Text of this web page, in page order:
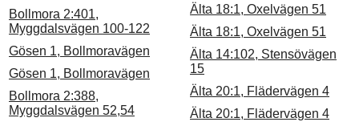
Bollmora 2:401,
Myggdalsvägen 100-122
Gösen 1, Bollmoravägen
Gösen 1, Bollmoravägen
Bollmora 2:388,
Myggdalsvägen 52,54
Älta 18:1, Oxelvägen 51
Älta 18:1, Oxelvägen 51
Älta 14:102, Stensövägen
15
Älta 20:1, Flädervägen 4
Älta 20:1, Flädervägen 4